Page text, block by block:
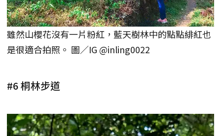
雖然山櫻花沒有一片粉紅，藍天樹林中的點點緋紅也
是很適合拍照。 圖／IG @inling0022
#6 桐林步道